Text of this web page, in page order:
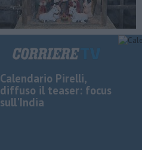
Calendario Pirelli,
diffuso il teaser: focus
sull'India